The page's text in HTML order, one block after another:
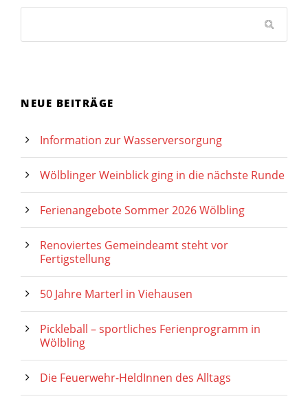
NEUE BEITRÄGE
Information zur Wasserversorgung
Wölblinger Weinblick ging in die nächste Runde
Ferienangebote Sommer 2026 Wölbling
Renoviertes Gemeindeamt steht vor
Fertigstellung
50 Jahre Marterl in Viehausen
Pickleball – sportliches Ferienprogramm in
Wölbling
Die Feuerwehr-HeldInnen des Alltags